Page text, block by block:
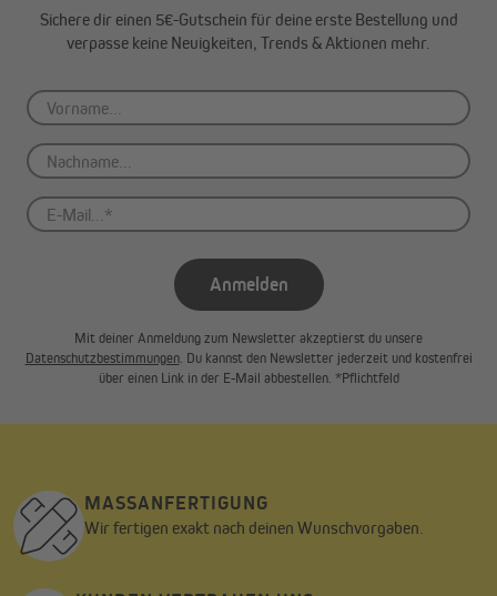
Sichere dir einen 5€-Gutschein für deine erste Bestellung und
verpasse keine Neuigkeiten, Trends & Aktionen mehr.
Anmelden
Mit deiner Anmeldung zum Newsletter akzeptierst du unsere
Datenschutzbestimmungen. Du kannst den Newsletter jederzeit und kostenfrei
über einen Link in der E-Mail abbestellen. *Pflichtfeld
MASSANFERTIGUNG
Wir fertigen exakt nach deinen Wunschvorgaben.